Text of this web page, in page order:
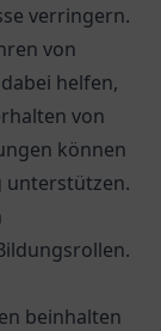
verringern.
von
helfen,
von
können
unterstützen.
beinhalten